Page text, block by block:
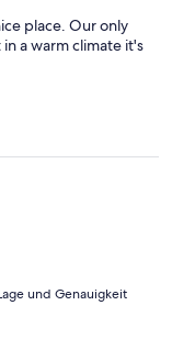
place. Our only
a warm climate it's
und Genauigkeit